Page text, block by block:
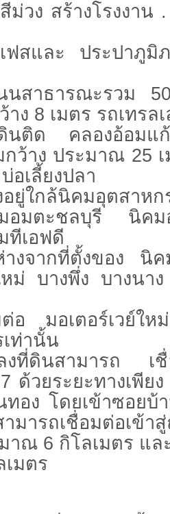
ม่วง สร้างโรงงาน
ฟสและ ประปาภูมิ
นสาธารณะรวม
ง 8 เมตร รถเทรล
ดินติด คลองอ้อม
ว้าง ประมาณ 25
อเลี้ยงปลา
ยู่ใกล้นิคมอุตสาหก
อมตะชลบุรี นิคม
ทีเอฟดี
างจากที่ตั้งของ นิ
ม่ บางพึ่ง บางนา
ต่อ มอเตอร์เวย์ให
เท่านั้น
ลงที่ดินสามารถ
ด้วยระยะทางเพี
ทอง โดยเข้าซอยบ้
ารถเชื่อมต่อเข้
มาณ 6 กิโลเมตร แ
มตร